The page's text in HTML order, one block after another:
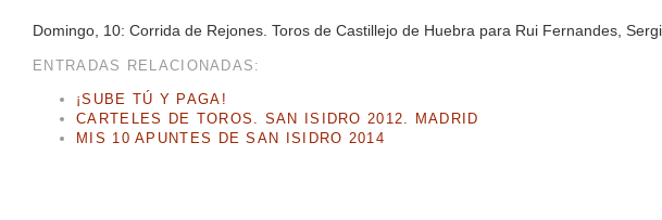
Domingo, 10: Corrida de Rejones. Toros de Castillejo de Huebra para Rui Fernandes,
ENTRADAS RELACIONADAS:
¡SUBE TÚ Y PAGA!
CARTELES DE TOROS. SAN ISIDRO 2012. MADRID
MIS 10 APUNTES DE SAN ISIDRO 2014